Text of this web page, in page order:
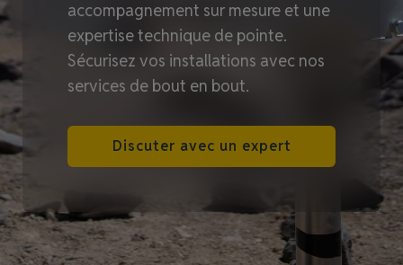
accompagnement sur mesure et une
expertise technique de pointe.
Sécurisez vos installations avec nos
services de bout en bout.
Discuter avec un expert